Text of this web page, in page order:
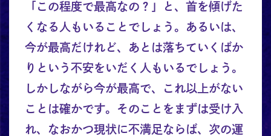
「この程度で最高なの？」と、首を傾げた
くなる人もいることでしょう。あるいは、
今が最高だけれど、あとは落ちていくばか
りという不安をいだく人もいるでしょう。
しかしながら今が最高で、これ以上がない
ことは確かです。そのことをまずは受け入
れ、なおかつ現状に不満足ならば、次の運